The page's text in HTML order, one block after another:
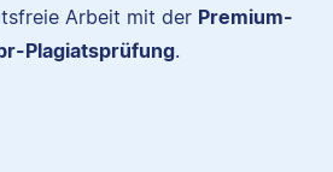
Arbeit mit der Premium-
Plagiatsprüfung.